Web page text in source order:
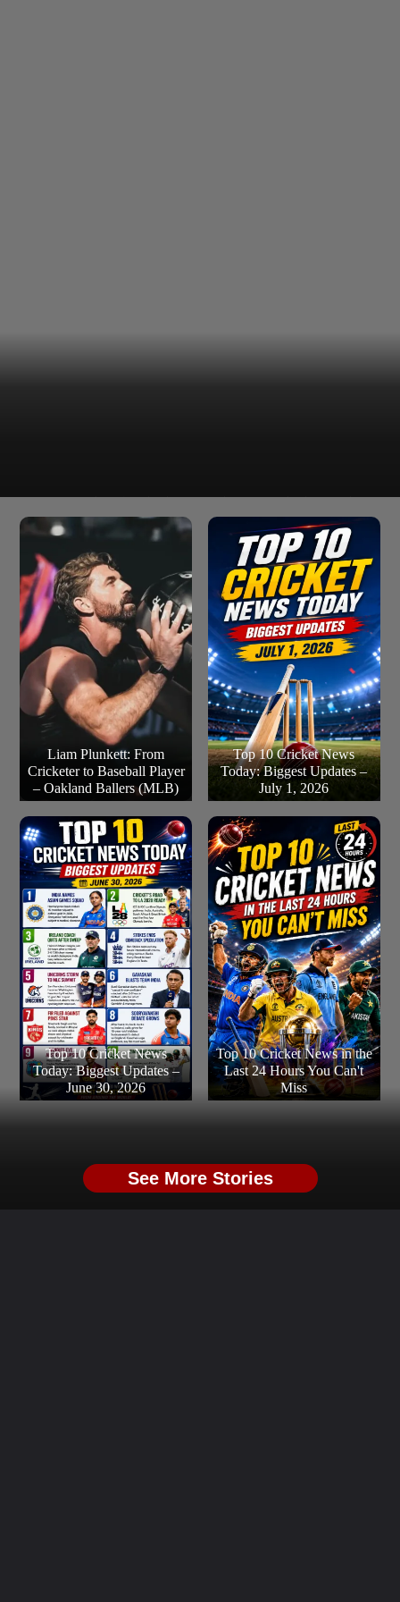
और जीत हासिल करने में मदद मिलेगी?
Liam Plunkett: From
Cricketer to Baseball Player
– Oakland Ballers (MLB)
Top 10 Cricket News
Today: Biggest Updates –
July 1, 2026
Top 10 Cricket News
Today: Biggest Updates –
June 30, 2026
Top 10 Cricket News in the
Last 24 Hours You Can't
Miss
See More Stories